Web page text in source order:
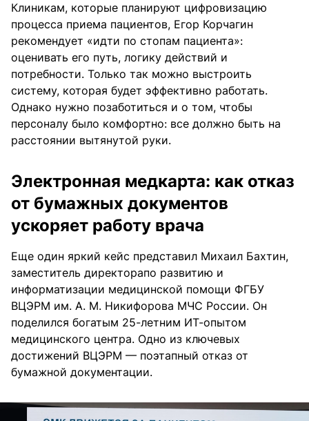
Клиникам, которые планируют цифровизацию
процесса приема пациентов, Егор Корчагин
рекомендует «идти по стопам пациента»:
оценивать его путь, логику действий и
потребности. Только так можно выстроить
систему, которая будет эффективно работать.
Однако нужно позаботиться и о том, чтобы
персоналу было комфортно: все должно быть на
расстоянии вытянутой руки.
Электронная медкарта: как отказ
от бумажных документов
ускоряет работу врача
Еще один яркий кейс представил Михаил Бахтин,
заместитель директорапо развитию и
информатизации медицинской помощи ФГБУ
ВЦЭРМ им. А. М. Никифорова МЧС России. Он
поделился богатым 25-летним ИТ-опытом
медицинского центра. Одно из ключевых
достижений ВЦЭРМ — поэтапный отказ от
бумажной документации.